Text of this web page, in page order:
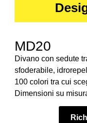
MD20
Divano con sedute
sfoderabile,
100 colori tra cui
Dimensioni su